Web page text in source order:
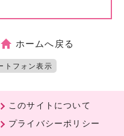
ホームへ戻る
トフォン表示
このサイトについて
プライバシーポリシー